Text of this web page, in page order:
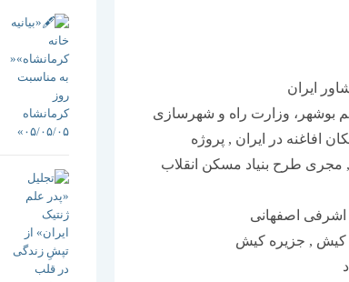
ایران
بوشهر، وزارت راه و شهرسازی
افاغنه در ایران , پروژه
مجری طرح بنیاد مسکن انقلاب
اشرفی اصفهانی
کیش , جزیره کیش